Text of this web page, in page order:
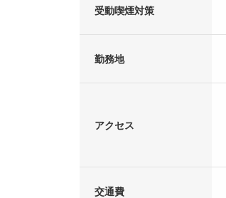
受動喫煙対策
勤務地
アクセス
交通費